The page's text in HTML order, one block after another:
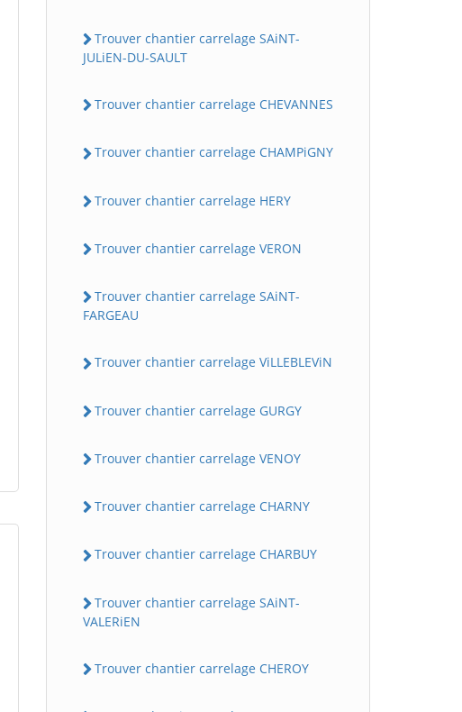
Trouver chantier carrelage SAiNT-
JULiEN-DU-SAULT
Trouver chantier carrelage CHEVANNES
Trouver chantier carrelage CHAMPiGNY
Trouver chantier carrelage HERY
Trouver chantier carrelage VERON
Trouver chantier carrelage SAiNT-
FARGEAU
Trouver chantier carrelage ViLLEBLEViN
Trouver chantier carrelage GURGY
Trouver chantier carrelage VENOY
Trouver chantier carrelage CHARNY
Trouver chantier carrelage CHARBUY
Trouver chantier carrelage SAiNT-
VALERiEN
Trouver chantier carrelage CHEROY